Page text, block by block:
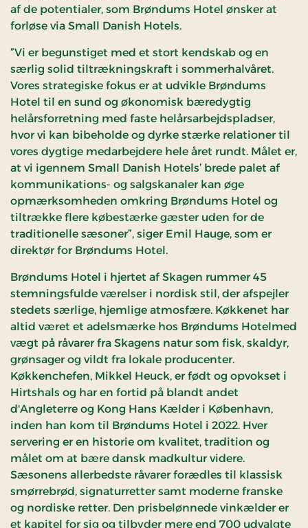
af de potentialer, som Brøndums Hotel ønsker at
forløse via Small Danish Hotels.
”Vi er begunstiget med et stort kendskab og en
særlig solid tiltrækningskraft i sommerhalvåret.
Vores strategiske fokus er at udvikle Brøndums
Hotel til en sund og økonomisk bæredygtig
helårsforretning med faste helårsarbejdspladser,
hvor vi kan bibeholde og dyrke stærke relationer til
vores dygtige medarbejdere hele året rundt. Målet er,
at vi igennem Small Danish Hotels’ brede palet af
kommunikations- og salgskanaler kan øge
opmærksomheden omkring Brøndums Hotel og
tiltrække flere købestærke gæster uden for de
traditionelle sæsoner”, siger Emil Hauge, som er
direktør for Brøndums Hotel.
Brøndums Hotel i hjertet af Skagen rummer 45
stemningsfulde værelser i nordisk stil, der afspejler
stedets særlige, hjemlige atmosfære. Køkkenet har
altid været et adelsmærke hos Brøndums Hotelmed
vægt på råvarer fra Skagens natur som fisk, skaldyr,
grønsager og vildt fra lokale producenter.
Køkkenchefen, Mikkel Heuck, er født og opvokset i
Hirtshals og har en fortid på blandt andet
d'Angleterre og Kong Hans Kælder i København,
inden han kom til Brøndums Hotel i 2022. Hver
servering er en historie om kvalitet, tradition og
målet om at bære dansk madkultur videre.
Sæsonens allerbedste råvarer forædles til klassisk
smørrebrød, signaturretter samt moderne franske
og nordiske retter. Den prisbelønnede vinkælder er
et kapitel for sig og tilbyder mere end 700 udvalgte